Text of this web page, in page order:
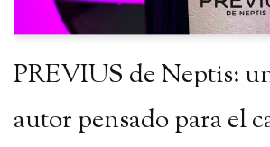
PREVIUS de Neptis:
autor pensado para el